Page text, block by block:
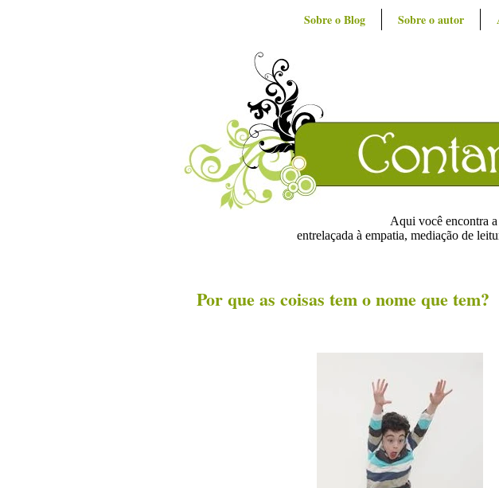
Sobre o Blog Sobre o autor
Aqui você encontra
entrelaçada à empatia, mediação de
Por que as coisas tem o nome que tem?